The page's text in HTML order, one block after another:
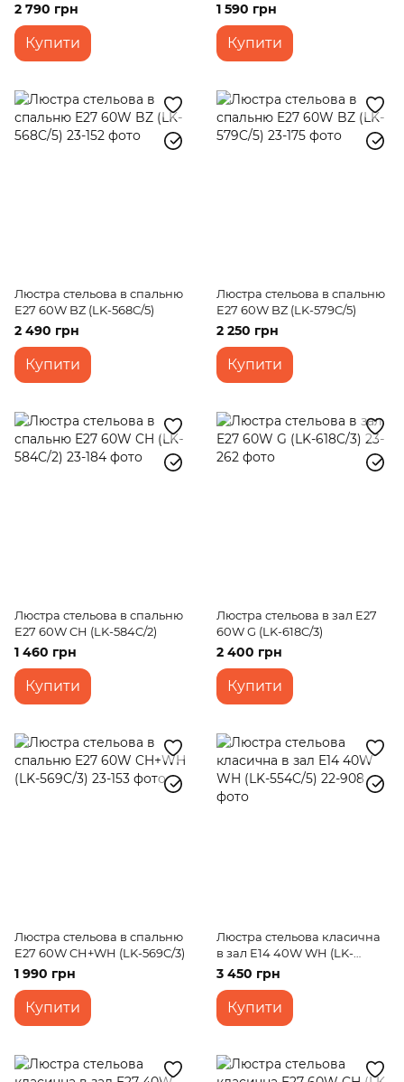
2 790 грн
Купити
1 590 грн
Купити
Люстра стельова в спальню
E27 60W BZ (LK-568C/5)
2 490 грн
Купити
Люстра стельова в спальню
E27 60W BZ (LK-579C/5)
2 250 грн
Купити
Люстра стельова в спальню
E27 60W CH (LK-584C/2)
1 460 грн
Купити
Люстра стельова в зал E27
60W G (LK-618C/3)
2 400 грн
Купити
Люстра стельова в спальню
E27 60W CH+WH (LK-569C/3)
1 990 грн
Купити
Люстра стельова класична
в зал E14 40W WH (LK-
554C/5)
3 450 грн
Купити